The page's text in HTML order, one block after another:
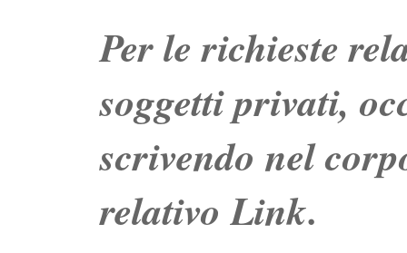
Per le richieste
soggetti privati,
scrivendo nel
relativo Link.